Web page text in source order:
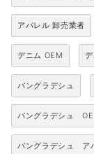
アパレル 卸売業者
デニム OEM
バングラデシュ
バングラデシュ
バングラデシュ ア